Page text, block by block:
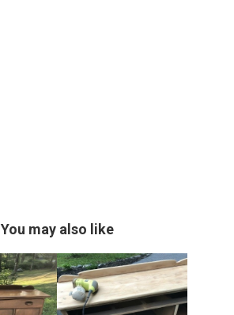
You may also like